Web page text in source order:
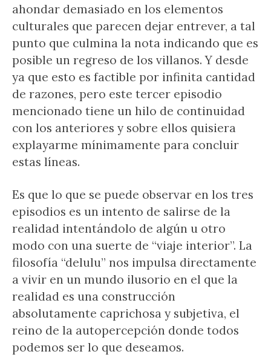
ahondar demasiado en los elementos
culturales que parecen dejar entrever, a tal
punto que culmina la nota indicando que es
posible un regreso de los villanos. Y desde
ya que esto es factible por infinita cantidad
de razones, pero este tercer episodio
mencionado tiene un hilo de continuidad
con los anteriores y sobre ellos quisiera
explayarme mínimamente para concluir
estas líneas.
Es que lo que se puede observar en los tres
episodios es un intento de salirse de la
realidad intentándolo de algún u otro
modo con una suerte de “viaje interior”. La
filosofía “delulu” nos impulsa directamente
a vivir en un mundo ilusorio en el que la
realidad es una construcción
absolutamente caprichosa y subjetiva, el
reino de la autopercepción donde todos
podemos ser lo que deseamos.